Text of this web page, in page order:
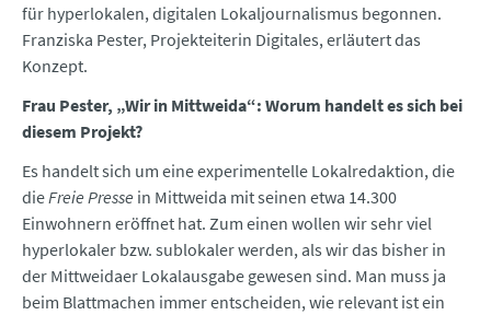
für hyperlokalen, digitalen Lokaljournalismus begonnen.
Franziska Pester, Projekteiterin Digitales, erläutert das
Konzept.
Frau Pester, „Wir in Mittweida“: Worum handelt es sich bei
diesem Projekt?
Es handelt sich um eine experimentelle Lokalredaktion, die
dieFreie Presse in Mittweida mit seinen etwa 14.300
Einwohnern eröffnet hat. Zum einen wollen wir sehr viel
hyperlokaler bzw. sublokaler werden, als wir das bisher in
der Mittweidaer Lokalausgabe gewesen sind. Man muss ja
beim Blattmachen immer entscheiden, wie relevant ist ein